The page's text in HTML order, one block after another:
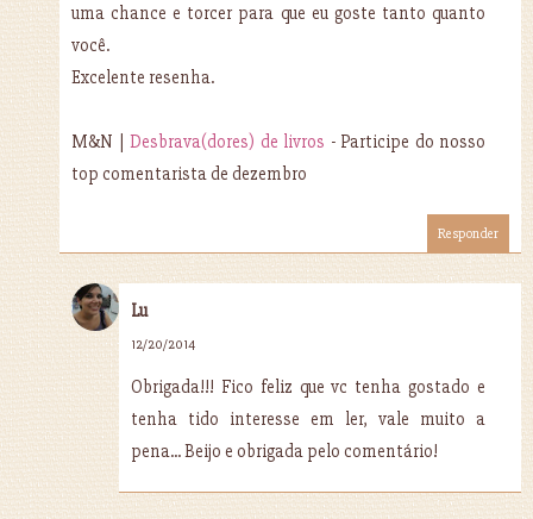
uma chance e torcer para que eu goste tanto quanto
você.
Excelente resenha.
M&N | Desbrava(dores) de livros - Participe do nosso
top comentarista de dezembro
Responder
Lu
12/20/2014
Obrigada!!! Fico feliz que vc tenha gostado e
tenha tido interesse em ler, vale muito a
pena... Beijo e obrigada pelo comentário!